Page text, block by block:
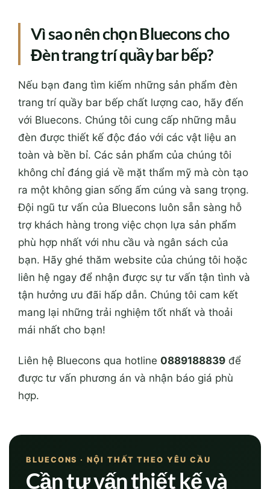
Vì sao nên chọn Bluecons cho
Đèn trang trí quầy bar bếp?
Nếu bạn đang tìm kiếm những sản phẩm đèn
trang trí quầy bar bếp chất lượng cao, hãy đến
với Bluecons. Chúng tôi cung cấp những mẫu
đèn được thiết kế độc đáo với các vật liệu an
toàn và bền bỉ. Các sản phẩm của chúng tôi
không chỉ đáng giá về mặt thẩm mỹ mà còn tạo
ra một không gian sống ấm cúng và sang trọng.
Đội ngũ tư vấn của Bluecons luôn sẵn sàng hỗ
trợ khách hàng trong việc chọn lựa sản phẩm
phù hợp nhất với nhu cầu và ngân sách của
bạn. Hãy ghé thăm website của chúng tôi hoặc
liên hệ ngay để nhận được sự tư vấn tận tình và
tận hưởng ưu đãi hấp dẫn. Chúng tôi cam kết
mang lại những trải nghiệm tốt nhất và thoải
mái nhất cho bạn!
Liên hệ Bluecons qua hotline 0889188839 để
được tư vấn phương án và nhận báo giá phù
hợp.
BLUECONS · NỘI THẤT THEO YÊU CẦU
Cần tư vấn thiết kế và